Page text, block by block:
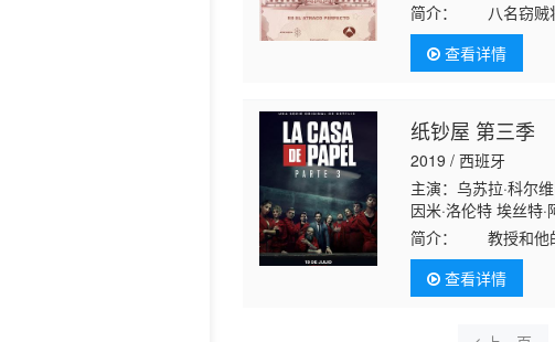
简介：
八名窃贼将
自己的计划。
查看详情
纸钞屋 第三季
2019 / 西班牙
主演：乌苏拉·科尔
因米·洛伦特 埃丝特
纳 霍威克·库区科利
简介：
教授和他的
约。抵抗仍在继续。
查看详情